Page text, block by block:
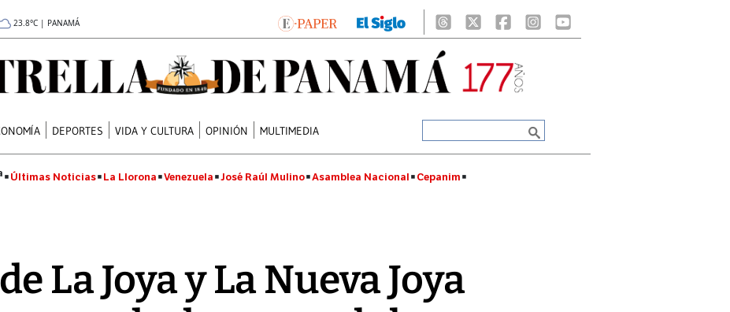
23.8°C | PANAMÁ
DEPORTES VIDA Y CULTURA OPINIÓN MULTIMEDIA
Últimas Noticias La Llorona Venezuela José Raúl Mulino Asamblea Nacional Cepanim
La Joya y La Nueva Joya